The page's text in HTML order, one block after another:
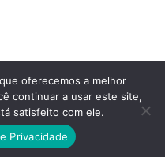
Política de Privacidade
Blog
OS DIREITOS
oferecemos a melhor
continuar a usar este site,
satisfeito com ele.
Privacidade